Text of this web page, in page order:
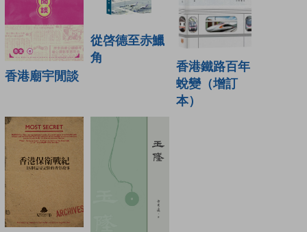
香港廟宇閒談
從啓德至赤鱲
角
香港鐵路百年
蛻變（增訂
本）